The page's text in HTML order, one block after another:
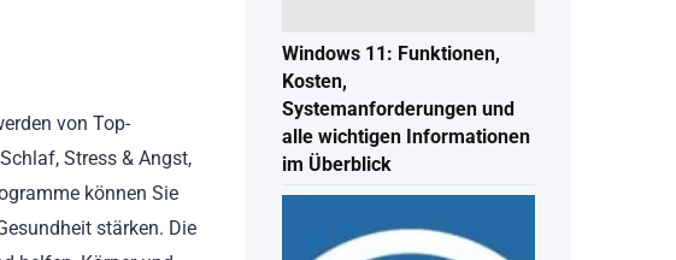
von Top-
Stress & Angst,
können Sie
stärken. Die
Windows 11: Funktionen,
Kosten,
Systemanforderungen und
alle wichtigen Informationen
im Überblick